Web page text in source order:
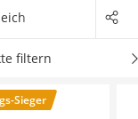
gibt.
Modell
filtern
Sieger